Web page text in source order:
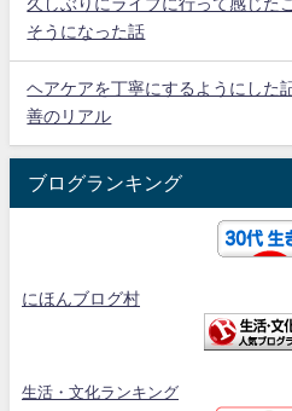
久しぶりにライブに行って感じ
そうになった話
ヘアケアを丁寧にするようにした
善のリアル
ブログランキング
にほんブログ村
生活・文化ランキング